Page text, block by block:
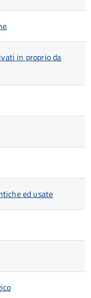
in proprio da
ed usate